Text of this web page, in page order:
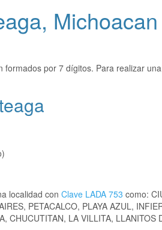
Michoacan
formados por 7 dígitos. Para realizar
localidad con Clave LADA 753 como:
PETACALCO, PLAYA AZUL,
CHUCUTITAN, LA VILLITA, LLANITOS